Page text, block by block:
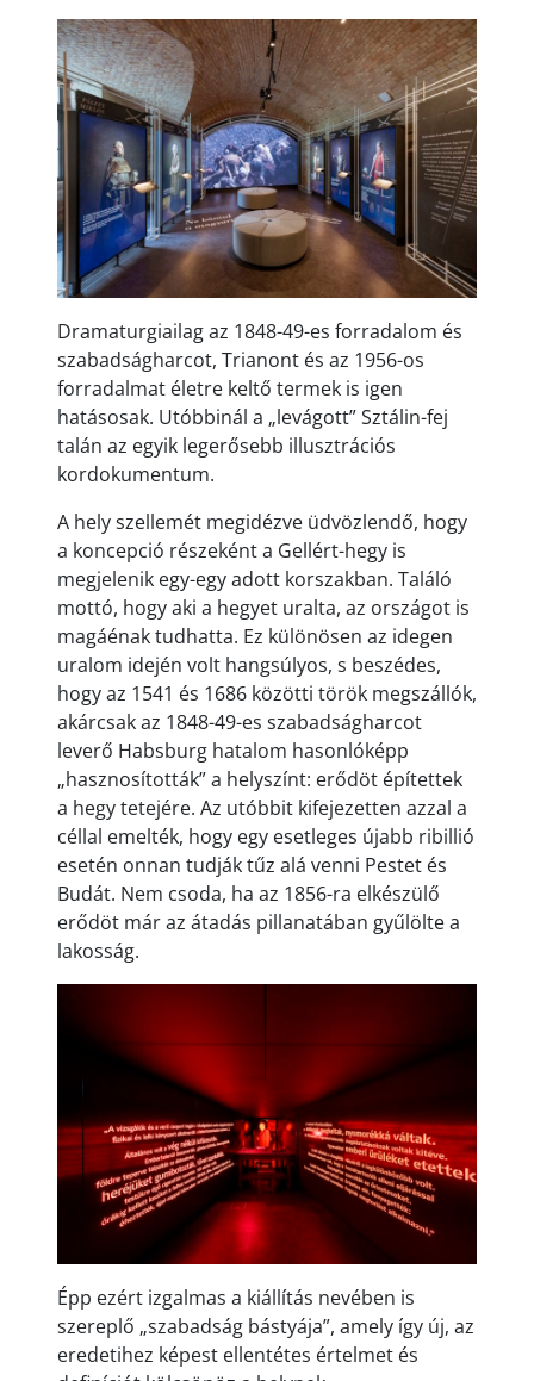
Dramaturgiailag az 1848-49-es forradalom és
szabadságharcot, Trianont és az 1956-os
forradalmat életre keltő termek is igen
hatásosak. Utóbbinál a „levágott” Sztálin-fej
talán az egyik legerősebb illusztrációs
kordokumentum.
A hely szellemét megidézve üdvözlendő, hogy
a koncepció részeként a Gellért-hegy is
megjelenik egy-egy adott korszakban. Találó
mottó, hogy aki a hegyet uralta, az országot is
magáénak tudhatta. Ez különösen az idegen
uralom idején volt hangsúlyos, s beszédes,
hogy az 1541 és 1686 közötti török megszállók,
akárcsak az 1848-49-es szabadságharcot
leverő Habsburg hatalom hasonlóképp
„hasznosították” a helyszínt: erődöt építettek
a hegy tetejére. Az utóbbit kifejezetten azzal a
céllal emelték, hogy egy esetleges újabb ribillió
esetén onnan tudják tűz alá venni Pestet és
Budát. Nem csoda, ha az 1856-ra elkészülő
erődöt már az átadás pillanatában gyűlölte a
lakosság.
Épp ezért izgalmas a kiállítás nevében is
szereplő „szabadság bástyája”, amely így új, az
eredetihez képest ellentétes értelmet és